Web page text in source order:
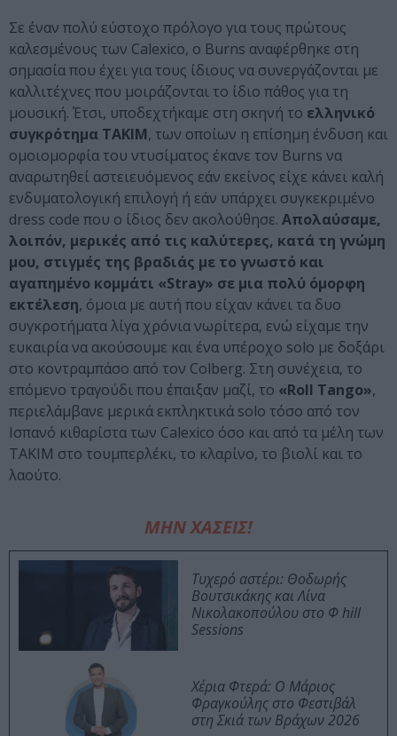
Σε έναν πολύ εύστοχο πρόλογο για τους πρώτους
καλεσμένους των Calexico, ο Burns αναφέρθηκε στη
σημασία που έχει για τους ίδιους να συνεργάζονται με
καλλιτέχνες που μοιράζονται το ίδιο πάθος για τη
μουσική. Έτσι, υποδεχτήκαμε στη σκηνή το ελληνικό
συγκρότημα ΤΑΚΙΜ, των οποίων η επίσημη ένδυση και
ομοιομορφία του ντυσίματος έκανε τον Burns να
αναρωτηθεί αστειευόμενος εάν εκείνος είχε κάνει καλή
ενδυματολογική επιλογή ή εάν υπάρχει συγκεκριμένο
dress code που ο ίδιος δεν ακολούθησε. Απολαύσαμε,
λοιπόν, μερικές από τις καλύτερες, κατά τη γνώμη
μου, στιγμές της βραδιάς με το γνωστό και
αγαπημένο κομμάτι «Stray» σε μια πολύ όμορφη
εκτέλεση, όμοια με αυτή που είχαν κάνει τα δυο
συγκροτήματα λίγα χρόνια νωρίτερα, ενώ είχαμε την
ευκαιρία να ακούσουμε και ένα υπέροχο solo με δοξάρι
στο κοντραμπάσο από τον Colberg. Στη συνέχεια, το
επόμενο τραγούδι που έπαιξαν μαζί, το «Roll Tango»,
περιελάμβανε μερικά εκπληκτικά solo τόσο από τον
Ισπανό κιθαρίστα των Calexico όσο και από τα μέλη των
ΤΑΚΙΜ στο τουμπερλέκι, το κλαρίνο, το βιολί και το
λαούτο.
ΜΗΝ ΧΑΣΕΙΣ!
Τυχερό αστέρι: Θοδωρής
Βουτσικάκης και Λίνα
Νικολακοπούλου στο Φ hill
Sessions
Χέρια Φτερά: Ο Μάριος
Φραγκούλης στο Φεστιβάλ
στη Σκιά των Βράχων 2026